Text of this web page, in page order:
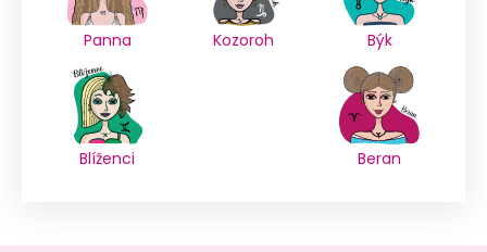
Panna Kozoroh Býk
Blíženci Beran